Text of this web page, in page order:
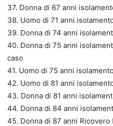
37. Donna di 67 anni
38. Uomo di 71 anni
39. Donna di 74 anni
40. Donna di 75 anni
caso
41. Uomo di 75 anni
42. Uomo di 81 anni
43. Donna di 81 anni
44. Donna di 84 anni
45. Donna di 87 anni Ricovero